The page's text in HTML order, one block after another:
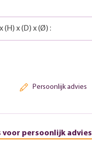
x(H) x(D) x(Ø) :
Persoonlijk advies
voor persoonlijk advies